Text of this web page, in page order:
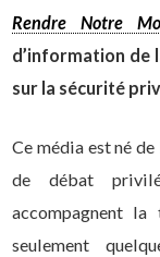
Rendre Notre
d’information de
sur la sécurité
Ce média est né
de débat
accompagnent
seulement